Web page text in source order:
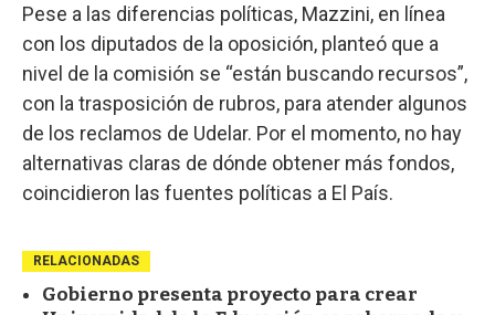
Pese a las diferencias políticas, Mazzini, en línea
con los diputados de la oposición, planteó que a
nivel de la comisión se “están buscando recursos”,
con la trasposición de rubros, para atender algunos
de los reclamos de Udelar. Por el momento, no hay
alternativas claras de dónde obtener más fondos,
coincidieron las fuentes políticas a El País.
RELACIONADAS
Gobierno presenta proyecto para crear